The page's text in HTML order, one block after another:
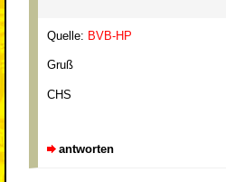
Quelle: BVB-HP
Gruß
CHS
antworten